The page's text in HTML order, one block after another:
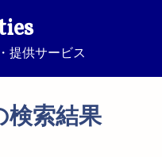
提供サービス
検索結果